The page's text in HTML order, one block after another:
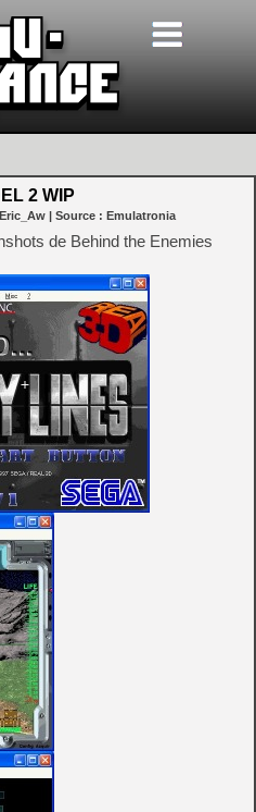
2 WIP
| Source : Emulatronia
de Behind the Enemies